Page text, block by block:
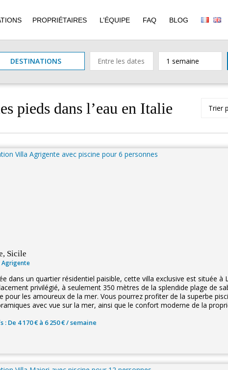
PROPRIÉTAIRES L’ÉQUIPE FAQ BLOG
DESTINATIONS
pieds dans l’eau en Italie Trier
Sicile
Agrigente
dans un quartier résidentiel paisible, cette villa exclusive est située à
privilégié, à seulement 350 mètres de la splendide plage de
pour les amoureux de la mer. Vous pourrez profiter de la superbe
avec vue sur la mer, ainsi que le confort moderne de la
: De 4 170 € à 6 250 € / semaine